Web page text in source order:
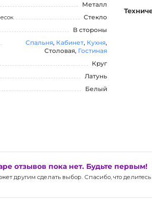
приобрести эту прекрасную
Металл
Стекло
В стороны
Спальня, Кабинет, Кухня,
Столовая, Гостиная
Круг
Латунь
Белый
отзывов пока нет. Будьте первым!
другим сделать выбор. Спасибо, что